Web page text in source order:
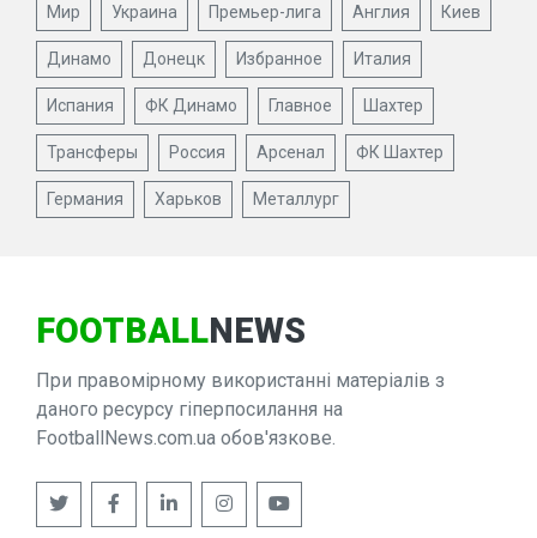
Мир Украина Премьер-лига Англия Киев
Динамо Донецк Избранное Италия
Испания ФК Динамо Главное Шахтер
Трансферы Россия Арсенал ФК Шахтер
Германия Харьков Металлург
FOOTBALLNEWS
При правомірному використанні матеріалів з
даного ресурсу гіперпосилання на
FootballNews.com.ua обов'язкове.